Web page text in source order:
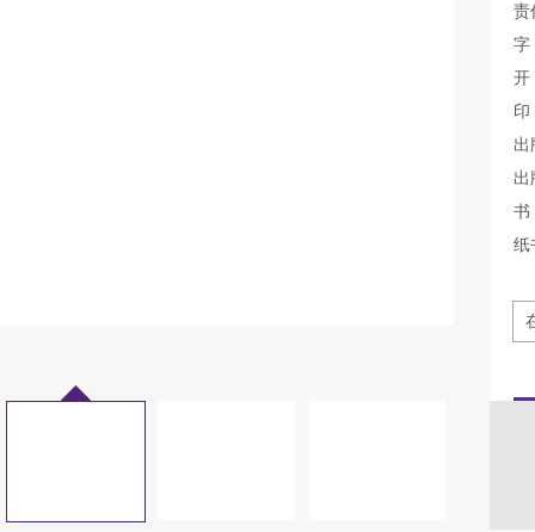
责
出
出
纸